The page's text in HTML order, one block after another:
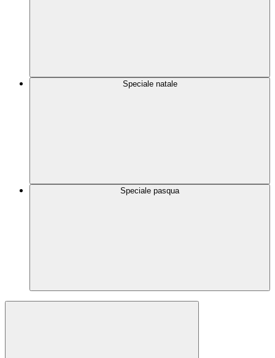
Speciale natale
Speciale pasqua